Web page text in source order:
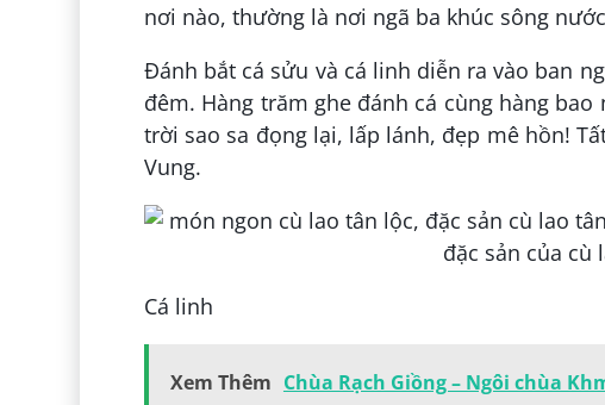
nơi nào, thường là nơi ngã ba khúc sông
Đánh bắt cá sửu và cá linh diễn ra vào ban
đêm. Hàng trăm ghe đánh cá cùng hàng
trời sao sa đọng lại, lấp lánh, đẹp mê hồn!
Vung.
Cá linh
Xem Thêm Chùa Rạch Giồng – Ngôi chùa